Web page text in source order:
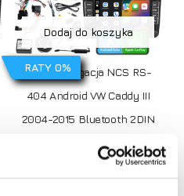
RATY 0%
Dodaj do koszyka
Radio Nawigacja NCS RS-
404 Android VW Caddy III
2004-2015 Bluetooth 2DIN
790,00zł
cena
790,00
690,00zł
cena
wynosi: